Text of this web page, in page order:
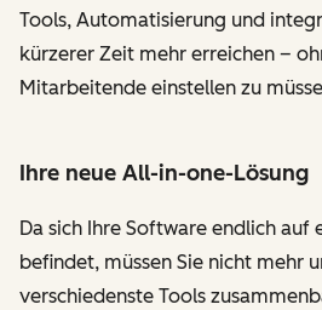
Tools, Automatisierung und
kürzerer Zeit mehr erreichen –
Mitarbeitende einstellen zu
Ihre neue All-in-one-Lösung
Da sich Ihre Software endlich auf
befindet, müssen Sie nicht mehr
verschiedenste Tools